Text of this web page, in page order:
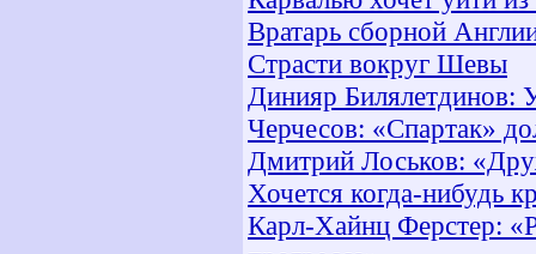
Вратарь сборной
Страсти вокруг Шевы
Динияр Билялетдинов:
Черчесов: «Спартак»
Дмитрий Лоськов:
Хочется когда-нибудь
Карл-Хайнц Ферстер: